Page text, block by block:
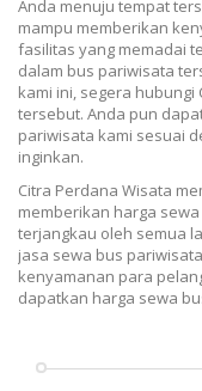
Anda menuju tempat
mampu memberikan
fasilitas yang memadai
dalam bus pariwisata
kami ini, segera
tersebut. Anda pun
pariwisata kami sesuai
inginkan.
Citra Perdana Wisata
memberikan harga
terjangkau oleh semua
jasa sewa bus
kenyamanan para
dapatkan harga sewa